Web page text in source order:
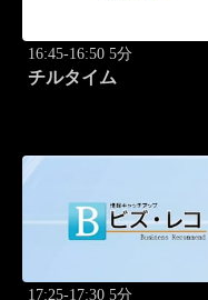
16:45-16:50 5分
チルタイム
17:25-17:30 5分